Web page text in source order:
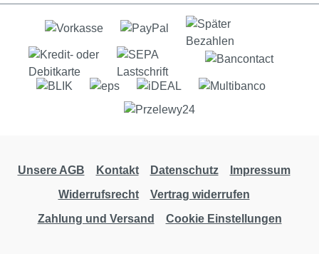
Unsere AGB Kontakt Datenschutz
Impressum
Widerrufsrecht
Vertrag widerrufen
Zahlung und Versand
Cookie Einstellungen